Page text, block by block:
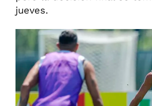
jueves.